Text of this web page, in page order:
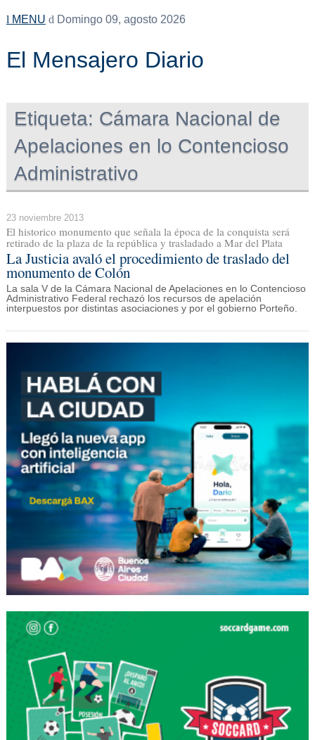
MENU Domingo 09, agosto 2026
El Mensajero Diario
Etiqueta: Cámara Nacional de
Apelaciones en lo Contencioso
Administrativo
23 noviembre 2013
El historico monumento que señala la época de la conquista será
retirado de la plaza de la república y trasladado a Mar del Plata
La Justicia avaló el procedimiento de traslado del
monumento de Colón
La sala V de la Cámara Nacional de Apelaciones en lo Contencioso
Administrativo Federal rechazó los recursos de apelación
interpuestos por distintas asociaciones y por el gobierno Porteño.